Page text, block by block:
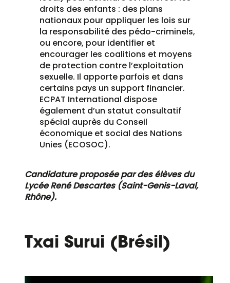
droits des enfants : des plans
nationaux pour appliquer les lois sur
la responsabilité des pédo-criminels,
ou encore, pour identifier et
encourager les coalitions et moyens
de protection contre l’exploitation
sexuelle. Il apporte parfois et dans
certains pays un support financier.
ECPAT International dispose
également d’un statut consultatif
spécial auprès du Conseil
économique et social des Nations
Unies (ECOSOC).
Candidature proposée par des élèves du
Lycée René Descartes (Saint-Genis-Laval,
Rhône).
Txai Surui (Brésil)